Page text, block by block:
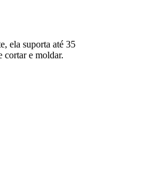
ela suporta até 35
cortar e moldar.